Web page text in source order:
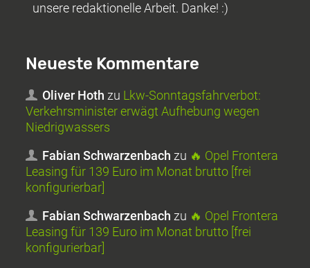
unsere redaktionelle Arbeit. Danke! :)
Neueste Kommentare
Oliver Hoth zu Lkw-Sonntagsfahrverbot:
Verkehrsminister erwägt Aufhebung wegen
Niedrigwassers
Fabian Schwarzenbach zu 🔥 Opel Frontera
Leasing für 139 Euro im Monat brutto [frei
konfigurierbar]
Fabian Schwarzenbach zu 🔥 Opel Frontera
Leasing für 139 Euro im Monat brutto [frei
konfigurierbar]